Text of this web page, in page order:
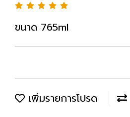
ขนาด 765ml
เพิ่มรายการโปรด